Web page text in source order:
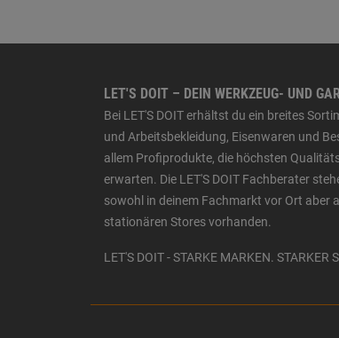
LET'S DOIT – DEIN WERKZEUG- UND
Bei LET'S DOIT erhältst du ein breites
und Arbeitsbekleidung, Eisenwaren und
allem Profiprodukte, die höchsten
erwarten. Die LET'S DOIT Fachberater
sowohl in deinem Fachmarkt vor Ort aber
stationären Stores vorhanden.
LET'S DOIT - STARKE MARKEN. STARKER